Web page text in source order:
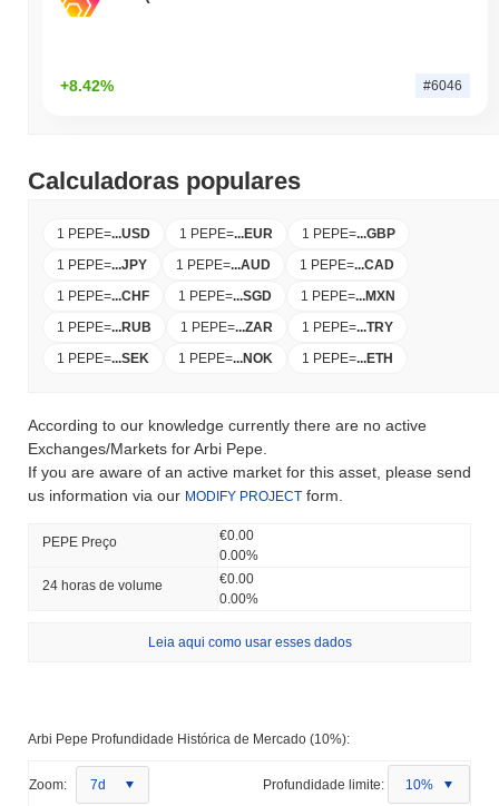
+8.42% #6046
Calculadoras populares
1 PEPE=...USD 1 PEPE=...EUR 1 PEPE=...GBP
1 PEPE=...JPY 1 PEPE=...AUD 1 PEPE=...CAD
1 PEPE=...CHF 1 PEPE=...SGD 1 PEPE=...MXN
1 PEPE=...RUB 1 PEPE=...ZAR 1 PEPE=...TRY
1 PEPE=...SEK 1 PEPE=...NOK 1 PEPE=...ETH
According to our knowledge currently there are no active
Exchanges/Markets for Arbi Pepe.
If you are aware of an active market for this asset, please send
us information via our MODIFY PROJECT form.
PEPE Preço
€0.00
0.00%
24 horas de volume
€0.00
0.00%
Leia aqui como usar esses dados
Arbi Pepe Profundidade Histórica de Mercado (10%):
Zoom: 7d Profundidade limite: 10%